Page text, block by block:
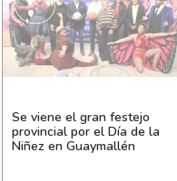
Se viene el gran festejo
provincial por el Día de la
Niñez en Guaymallén